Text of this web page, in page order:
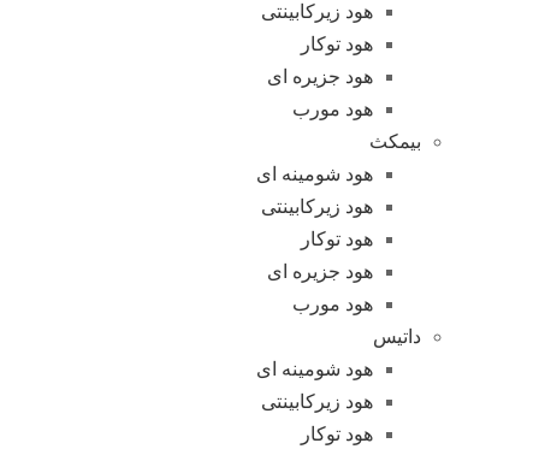
هود زیرکابینتی
هود توکار
هود جزیره ای
هود مورب
بیمکث
هود شومینه ای
هود زیرکابینتی
هود توکار
هود جزیره ای
هود مورب
داتیس
هود شومینه ای
هود زیرکابینتی
هود توکار